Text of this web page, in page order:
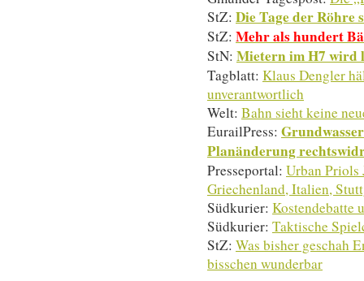
StZ: Die Tage der Röhre
StZ: Mehr als hundert
StN: Mietern im H7 wird
Tagblatt: Klaus Dengler
unverantwortlich
Welt: Bahn sieht keine
EurailPress:
Planänderung
Presseportal: Urban
Griechenland, Italien,
Südkurier: Kostendebatte
Südkurier: Taktische
StZ: Was bisher geschah
bisschen wunderbar